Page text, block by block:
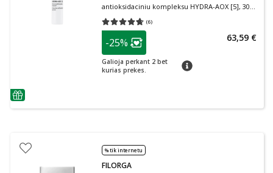
patarimas
antioksidaciniu kompleksu HYDRA-AOX [5], 30
ml, 30 ml
(6)
Vidutinis įvertinimas 4.67
patarimas
Lojalumo klubo narių nuolaida
-25%
Galioja perkant 2 bet
kurias prekes.
patarimas
63,59 €
% tik internetu
FILORGA